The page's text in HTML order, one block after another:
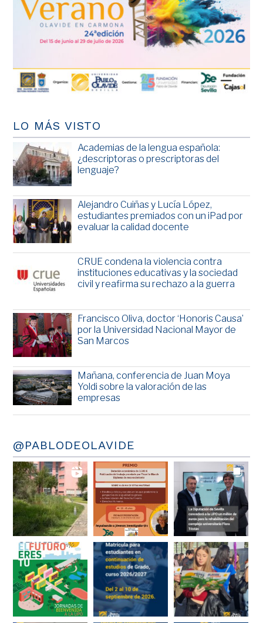
LO MÁS VISTO
Academias de la lengua española:
¿descriptoras o prescriptoras del
lenguaje?
Alejandro Cuiñas y Lucía López,
estudiantes premiados con un iPad por
evaluar la calidad docente
CRUE condena la violencia contra
instituciones educativas y la sociedad
civil y reafirma su rechazo a la guerra
Francisco Oliva, doctor ‘Honoris Causa’
por la Universidad Nacional Mayor de
San Marcos
Mañana, conferencia de Juan Moya
Yoldi sobre la valoración de las
empresas
@PABLODEOLAVIDE